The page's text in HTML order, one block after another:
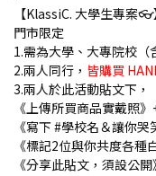
【KlassiC. 大學生專案👓
門市限定
1.需為大學、大專院校（
2.兩人同行， 皆購買
3.兩人於此活動貼文下，
《上傳所買商品實戴照》
《寫下 #學校名＆讓你
《標記2位與你共度各種
《分享此貼文，須設公開